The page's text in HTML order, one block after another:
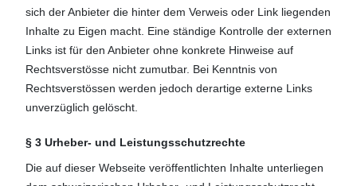
sich der Anbieter die hinter dem Verweis oder Link liegenden
Inhalte zu Eigen macht. Eine ständige Kontrolle der externen
Links ist für den Anbieter ohne konkrete Hinweise auf
Rechtsverstösse nicht zumutbar. Bei Kenntnis von
Rechtsverstössen werden jedoch derartige externe Links
unverzüglich gelöscht.
§ 3 Urheber- und Leistungsschutzrechte
Die auf dieser Webseite veröffentlichten Inhalte unterliegen